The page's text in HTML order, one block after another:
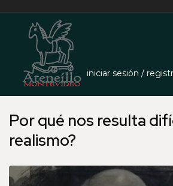
iniciar sesión /
Inicio Events Por qué nos
Por qué nos resulta
realismo?